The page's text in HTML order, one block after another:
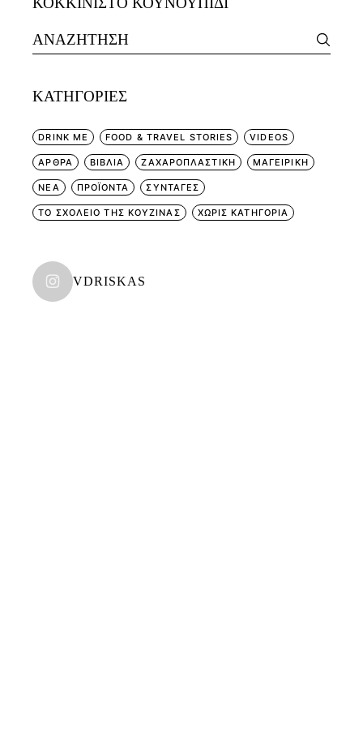
Search
for:
KΑΤΗΓΟΡΊΕΣ
DRINK ME FOOD & TRAVEL STORIES VIDEOS
ΑΡΘΡΑ ΒΙΒΛΙΑ ΖΑΧΑΡΟΠΛΑΣΤΙΚΗ ΜΑΓΕΙΡΙΚΗ
ΝΕΑ ΠΡΟΪΟΝΤΑ ΣΥΝΤΑΓΕΣ
ΤΟ ΣΧΟΛΕΙΟ ΤΗΣ ΚΟΥΖΙΝΑΣ ΧΩΡΊΣ ΚΑΤΗΓΟΡΊΑ
VDRISKAS